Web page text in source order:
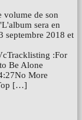
volume de son
sera en
septembre 2018 et
:For
Be Alone
More
[…]